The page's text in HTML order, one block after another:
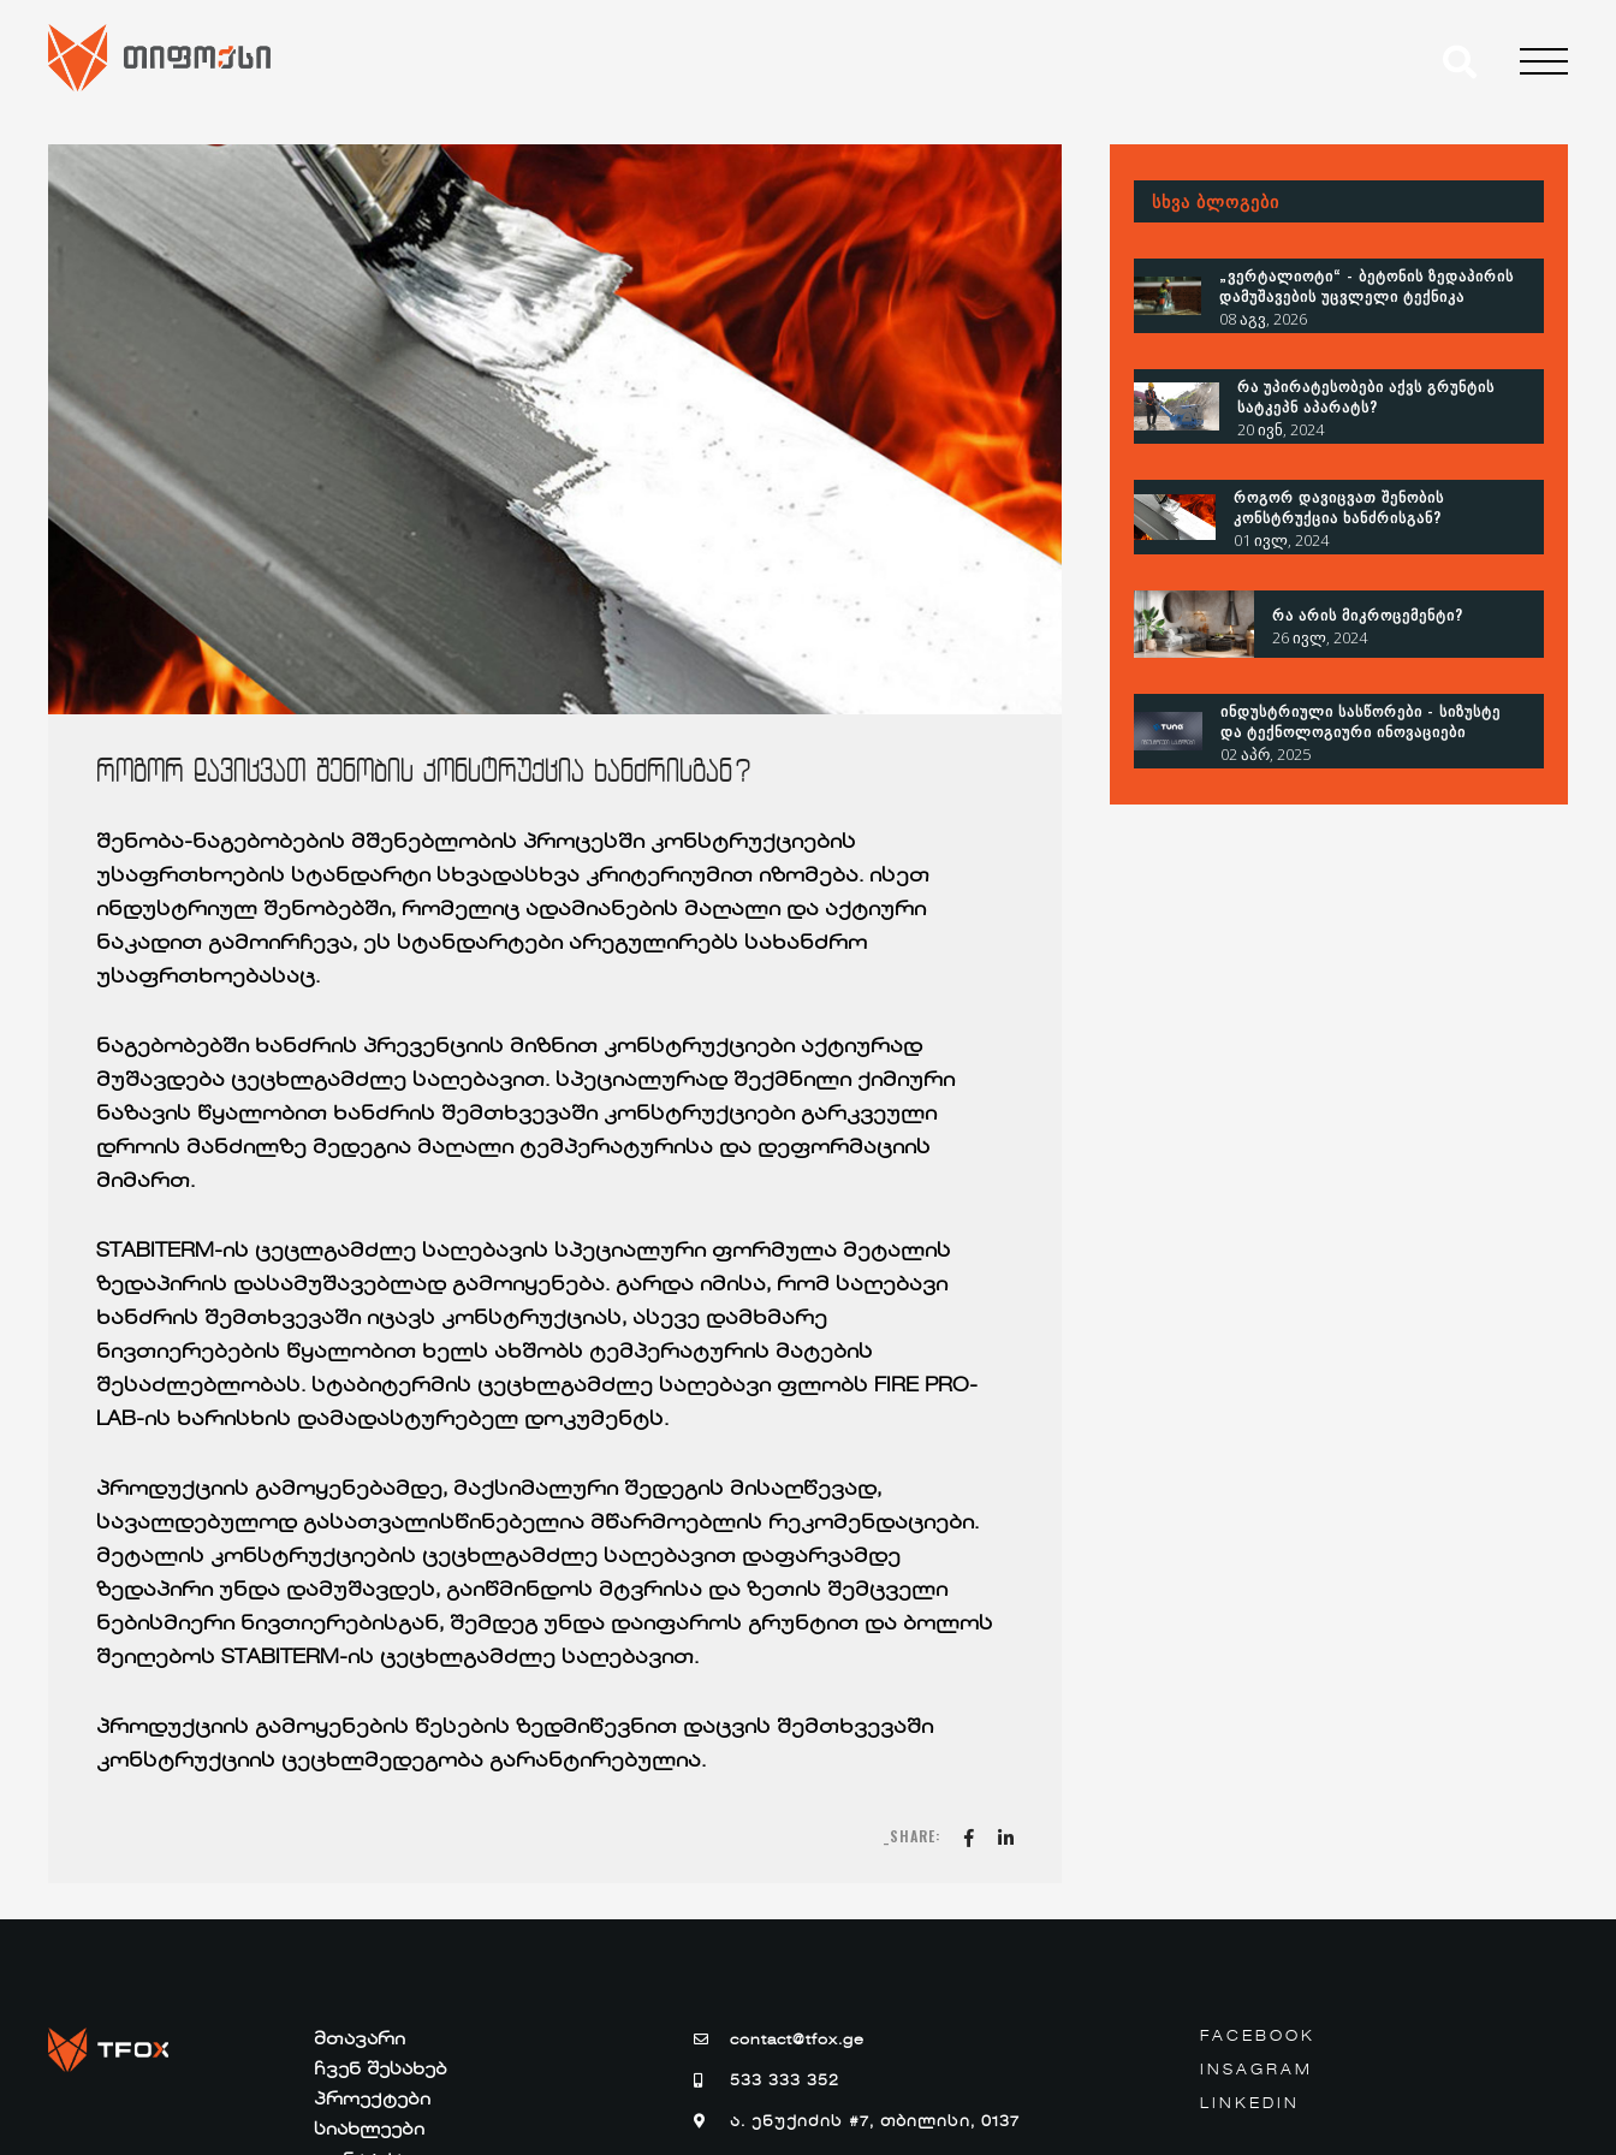
როგორ დავიცვათ შენობის კონსტრუქცია ხანძრისგან?
შენობა-ნაგებობების მშენებლობის პროცესში კონსტრუქციების
უსაფრთხოების სტანდარტი სხვადასხვა კრიტერიუმით იზომება. ისეთ
ინდუსტრიულ შენობებში, რომელიც ადამიანების მაღალი და აქტიური
ნაკადით გამოირჩევა, ეს სტანდარტები არეგულირებს სახანძრო
უსაფრთხოებასაც.
ნაგებობებში ხანძრის პრევენციის მიზნით კონსტრუქციები აქტიურად
მუშავდება ცეცხლგამძლე საღებავით. სპეციალურად შექმნილი ქიმიური
ნაზავის წყალობით ხანძრის შემთხვევაში კონსტრუქციები გარკვეული
დროის მანძილზე მედეგია მაღალი ტემპერატურისა და დეფორმაციის
მიმართ.
STABITERM-ის ცეცლგამძლე საღებავის სპეციალური ფორმულა მეტალის
ზედაპირის დასამუშავებლად გამოიყენება. გარდა იმისა, რომ საღებავი
ხანძრის შემთხვევაში იცავს კონსტრუქციას, ასევე დამხმარე
ნივთიერებების წყალობით ხელს ახშობს ტემპერატურის მატების
შესაძლებლობას. სტაბიტერმის ცეცხლგამძლე საღებავი ფლობს FIRE PRO-
LAB-ის ხარისხის დამადასტურებელ დოკუმენტს.
პროდუქციის გამოყენებამდე, მაქსიმალური შედეგის მისაღწევად,
სავალდებულოდ გასათვალისწინებელია მწარმოებლის რეკომენდაციები.
მეტალის კონსტრუქციების ცეცხლგამძლე საღებავით დაფარვამდე
ზედაპირი უნდა დამუშავდეს, გაიწმინდოს მტვრისა და ზეთის შემცველი
ნებისმიერი ნივთიერებისგან, შემდეგ უნდა დაიფაროს გრუნტით და ბოლოს
შეიღებოს STABITERM-ის ცეცხლგამძლე საღებავით.
პროდუქციის გამოყენების წესების ზედმიწევნით დაცვის შემთხვევაში
კონსტრუქციის ცეცხლმედეგობა გარანტირებულია.
_SHARE:
ᲡᲮᲕᲐ ᲑᲚᲝᲒᲔᲑᲘ
„ᲕᲔᲠᲢᲐᲚᲘᲝᲢᲘ“ - ᲑᲔᲢᲝᲜᲘᲡ ᲖᲔᲓᲐᲞᲘᲠᲘᲡ
ᲓᲐᲛᲣᲨᲐᲕᲔᲑᲘᲡ ᲣᲪᲕᲚᲔᲚᲘ ᲢᲔᲥᲜᲘᲙᲐ
08 აგვ, 2026
ᲠᲐ ᲣᲞᲘᲠᲐᲢᲔᲡᲝᲑᲔᲑᲘ ᲐᲥᲕᲡ ᲒᲠᲣᲜᲢᲘᲡ
ᲡᲐᲢᲙᲔᲞᲜ ᲐᲞᲐᲠᲐᲢᲡ?
20 ივნ, 2024
ᲠᲝᲒᲝᲠ ᲓᲐᲕᲘᲪᲕᲐᲗ ᲨᲔᲜᲝᲑᲘᲡ
ᲙᲝᲜᲡᲢᲠᲣᲥᲪᲘᲐ ᲮᲐᲜᲫᲠᲘᲡᲒᲐᲜ?
01 ივლ, 2024
ᲠᲐ ᲐᲠᲘᲡ ᲛᲘᲙᲠᲝᲪᲔᲛᲔᲜᲢᲘ?
26 ივლ, 2024
ᲘᲜᲓᲣᲡᲢᲠᲘᲣᲚᲘ ᲡᲐᲡᲬᲝᲠᲔᲑᲘ - ᲡᲘᲖᲣᲡᲢᲔ
ᲓᲐ ᲢᲔᲥᲜᲝᲚᲝᲒᲘᲣᲠᲘ ᲘᲜᲝᲕᲐᲪᲘᲔᲑᲘ
02 აპრ, 2025
ᲛᲗᲐᲕᲐᲠᲘ
ᲩᲕᲔᲜ ᲨᲔᲡᲐᲮᲔᲑ
ᲞᲠᲝᲔᲥᲢᲔᲑᲘ
ᲡᲘᲐᲮᲚᲔᲔᲑᲘ
contact@tfox.ge
533 333 352
ა. ენუქიძის #7, თბილისი, 0137
FACEBOOK
INSAGRAM
LINKEDIN